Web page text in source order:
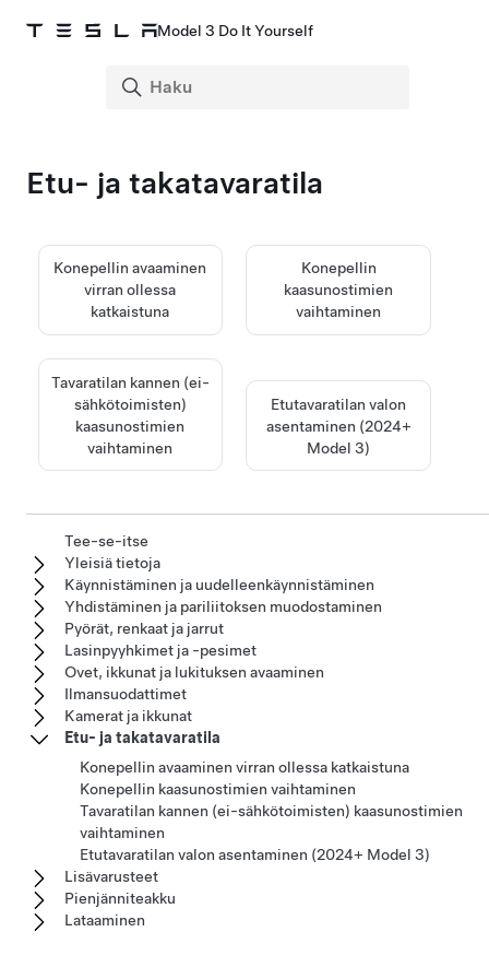
Model 3 Do It Yourself
Etu- ja takatavaratila
Konepellin avaaminen
virran ollessa
katkaistuna
Konepellin
kaasunostimien
vaihtaminen
Tavaratilan kannen (ei-
sähkötoimisten)
kaasunostimien
vaihtaminen
Etutavaratilan valon
asentaminen (2024+
Model 3)
Tee-se-itse
Yleisiä tietoja
Käynnistäminen ja uudelleenkäynnistäminen
Yhdistäminen ja pariliitoksen muodostaminen
Pyörät, renkaat ja jarrut
Lasinpyyhkimet ja -pesimet
Ovet, ikkunat ja lukituksen avaaminen
Ilmansuodattimet
Kamerat ja ikkunat
Etu- ja takatavaratila
Konepellin avaaminen virran ollessa katkaistuna
Konepellin kaasunostimien vaihtaminen
Tavaratilan kannen (ei-sähkötoimisten) kaasunostimien
vaihtaminen
Etutavaratilan valon asentaminen (2024+ Model 3)
Lisävarusteet
Pienjänniteakku
Lataaminen